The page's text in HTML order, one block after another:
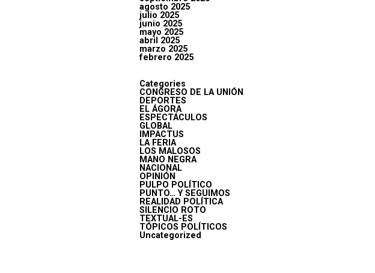
agosto 2025
julio 2025
junio 2025
mayo 2025
abril 2025
marzo 2025
febrero 2025
Categories
CONGRESO DE LA UNIÓN
DEPORTES
EL ÁGORA
ESPECTÁCULOS
GLOBAL
IMPACTUS
LA FERIA
LOS MALOSOS
MANO NEGRA
NACIONAL
OPINIÓN
PULPO POLÍTICO
PUNTO… Y SEGUIMOS
REALIDAD POLÍTICA
SILENCIO ROTO
TEXTUAL-ES
TÓPICOS POLÍTICOS
Uncategorized